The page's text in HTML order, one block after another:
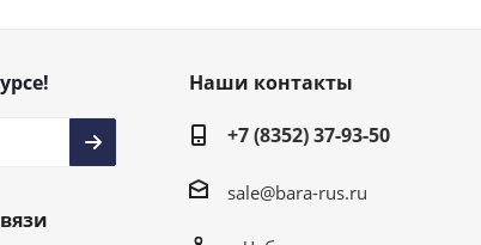
Наши контакты
+7 (8352) 37-93-50
sale@bara-rus.ru